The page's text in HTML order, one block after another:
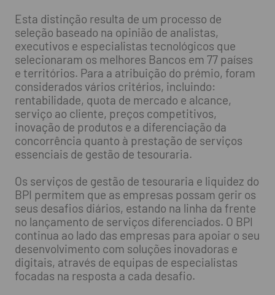
Esta distinção resulta de um processo de
seleção baseado na opinião de analistas,
executivos e especialistas tecnológicos que
selecionaram os melhores Bancos em 77 países
e territórios. Para a atribuição do prémio, foram
considerados vários critérios, incluindo:
rentabilidade, quota de mercado e alcance,
serviço ao cliente, preços competitivos,
inovação de produtos e a diferenciação da
concorrência quanto à prestação de serviços
essenciais de gestão de tesouraria.
Os serviços de gestão de tesouraria e liquidez do
BPI permitem que as empresas possam gerir os
seus desafios diários, estando na linha da frente
no lançamento de serviços diferenciados. O BPI
continua ao lado das empresas para apoiar o seu
desenvolvimento com soluções inovadoras e
digitais, através de equipas de especialistas
focadas na resposta a cada desafio.